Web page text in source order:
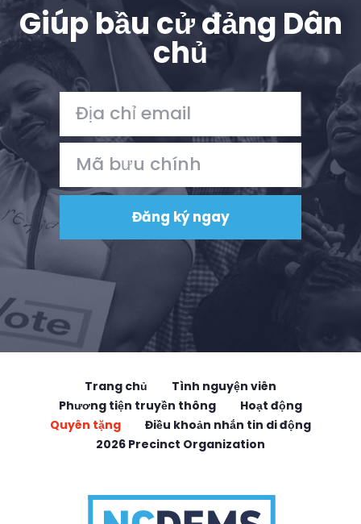
Trang chủ
Shop
Take Back the Courts
Làm việc với chúng tôi
Nhấn
Bữa tiệc của bạn
Hoạt động
Vote
Quyên tặng
Giúp bầu cử đảng Dân
chủ
Trang chủ
Tình nguyện viên
Phương tiện truyền thông
Hoạt động
Quyên tặng
Điều khoản nhắn tin di động
2026 Precinct Organization